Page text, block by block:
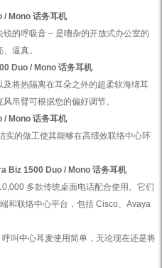
/ Mono 话务耳机
的呼吸音 – 是嘈杂的开放式办公室的
逼真。
Duo / Mono 话务耳机
将热隔离在耳朵之外的超柔软海绵耳
吊臂可根据您的偏好调节。
/ Mono 话务耳机
实的做工使其能够在高绩效联络中心环
Biz 1500 Duo / Mono 话务耳机
多款传统桌面电话配合使用。它们
和联络中心平台，包括 Cisco、Avaya
叫中心耳麦使用简单，无论现在还是将